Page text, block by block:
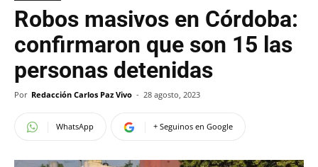
Robos masivos en Córdoba:
confirmaron que son 15 las
personas detenidas
Por Redacción Carlos Paz Vivo - 28 agosto, 2023
WhatsApp + Seguinos en Google